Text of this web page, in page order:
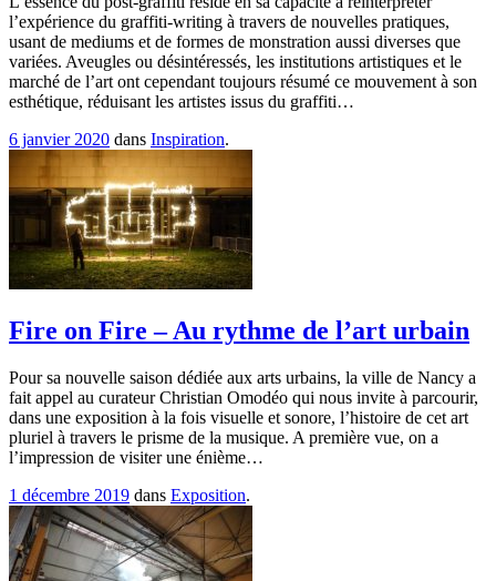
l’expérience du graffiti-writing à travers de nouvelles pratiques,
usant de mediums et de formes de monstration aussi diverses que
variées. Aveugles ou désintéressés, les institutions artistiques et le
marché de l’art ont cependant toujours résumé ce mouvement à son
esthétique, réduisant les artistes issus du graffiti…
6 janvier 2020 dans Inspiration.
Fire on Fire – Au rythme de l’art urbain
Pour sa nouvelle saison dédiée aux arts urbains, la ville de Nancy a
fait appel au curateur Christian Omodéo qui nous invite à parcourir,
dans une exposition à la fois visuelle et sonore, l’histoire de cet art
pluriel à travers le prisme de la musique. A première vue, on a
l’impression de visiter une énième…
1 décembre 2019 dans Exposition.